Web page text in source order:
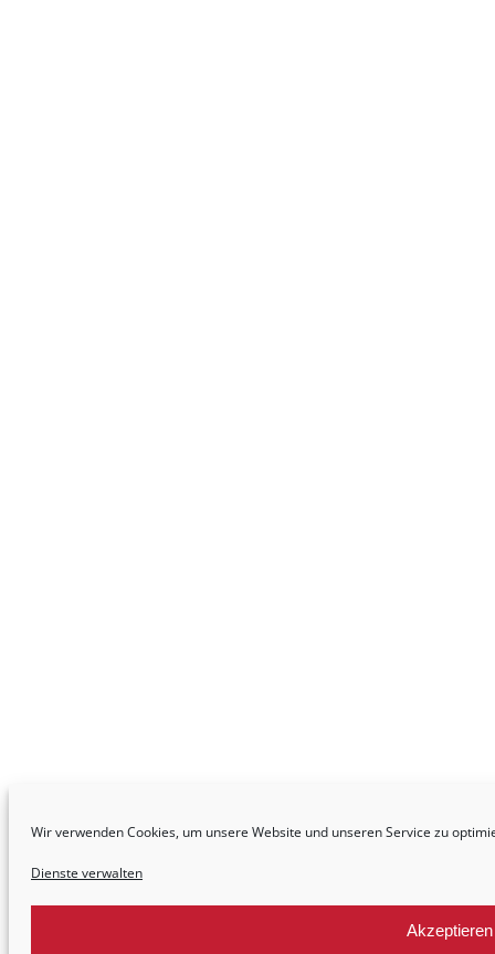
Wir verwenden Cookies, um unsere Website und unseren Service zu
Dienste verwalten
Akzeptieren